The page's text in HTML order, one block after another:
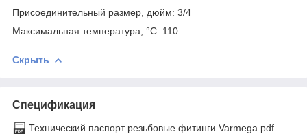
Присоединительный размер, дюйм: 3/4
Максимальная температура, °С: 110
Скрыть
Спецификация
Технический паспорт резьбовые фитинги Varmega.pdf